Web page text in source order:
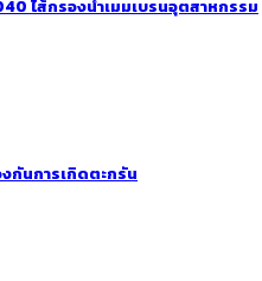
ไส้กรองน้ำเมมเบรนอุตสาหกรรม
กันการเกิดตะกรัน